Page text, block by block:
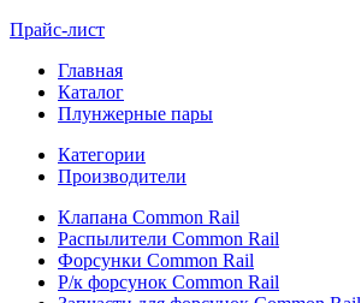
Прайс-лист
Главная
Каталог
Плунжерные пары
Категории
Производители
Клапана Common Rail
Распылители Common Rail
Форсунки Common Rail
Р/к форсунок Common Rail